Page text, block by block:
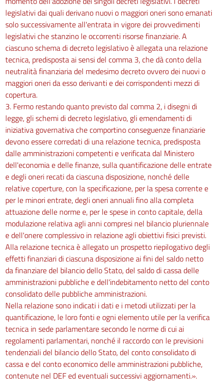
legislativi dai quali derivano nuovi o maggiori oneri sono emanati
solo successivamente all'entrata in vigore dei provvedimenti
legislativi che stanzino le occorrenti risorse finanziarie. A
ciascuno schema di decreto legislativo è allegata una relazione
tecnica, predisposta ai sensi del comma 3, che dà conto della
neutralità finanziaria del medesimo decreto ovvero dei nuovi o
maggiori oneri da esso derivanti e dei corrispondenti mezzi di
copertura.
3. Fermo restando quanto previsto dal comma 2, i disegni di
legge, gli schemi di decreto legislativo, gli emendamenti di
iniziativa governativa che comportino conseguenze finanziarie
devono essere corredati di una relazione tecnica, predisposta
dalle amministrazioni competenti e verificata dal Ministero
dell'economia e delle finanze, sulla quantificazione delle entrate
e degli oneri recati da ciascuna disposizione, nonché delle
relative coperture, con la specificazione, per la spesa corrente e
per le minori entrate, degli oneri annuali fino alla completa
attuazione delle norme e, per le spese in conto capitale, della
modulazione relativa agli anni compresi nel bilancio pluriennale
e dell'onere complessivo in relazione agli obiettivi fisici previsti.
Alla relazione tecnica è allegato un prospetto riepilogativo degli
effetti finanziari di ciascuna disposizione ai fini del saldo netto
da finanziare del bilancio dello Stato, del saldo di cassa delle
amministrazioni pubbliche e dell'indebitamento netto del conto
consolidato delle pubbliche amministrazioni.
Nella relazione sono indicati i dati e i metodi utilizzati per la
quantificazione, le loro fonti e ogni elemento utile per la verifica
tecnica in sede parlamentare secondo le norme di cui ai
regolamenti parlamentari, nonché il raccordo con le previsioni
tendenziali del bilancio dello Stato, del conto consolidato di
cassa e del conto economico delle amministrazioni pubbliche,
contenute nel DEF ed eventuali successivi aggiornamenti.».